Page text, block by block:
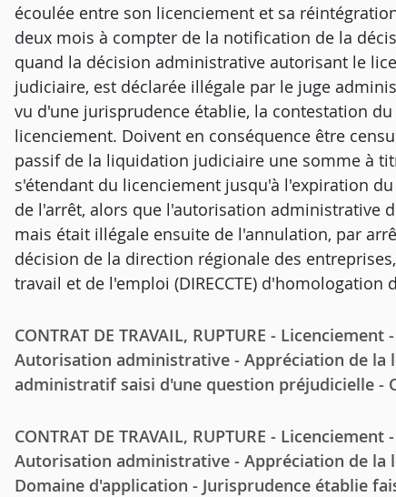
écoulée entre son licenciement et sa
deux mois à compter de la notification de la
quand la décision administrative autorisant le
judiciaire, est déclarée illégale par le juge
vu d'une jurisprudence établie, la contestation
licenciement. Doivent en conséquence être
passif de la liquidation judiciaire une somme à
s'étendant du licenciement jusqu'à l'expiration
de l'arrêt, alors que l'autorisation administrative
mais était illégale ensuite de l'annulation, par
décision de la direction régionale des
travail et de l'emploi (DIRECCTE)
CONTRAT DE TRAVAIL, RUPTURE -
Autorisation administrative - Appréciation de la
administratif saisi d'une question préjudicielle -
CONTRAT DE TRAVAIL, RUPTURE -
Autorisation administrative - Appréciation de la
Domaine d'application - Jurisprudence établie